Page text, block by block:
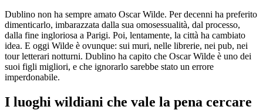
Dublino non ha sempre amato Oscar Wilde. Per decenni ha preferito
dimenticarlo, imbarazzata dalla sua omosessualità, dal processo,
dalla fine ingloriosa a Parigi. Poi, lentamente, la città ha cambiato
idea. E oggi Wilde è ovunque: sui muri, nelle librerie, nei pub, nei
tour letterari notturni. Dublino ha capito che Oscar Wilde è uno dei
suoi figli migliori, e che ignorarlo sarebbe stato un errore
imperdonabile.
I luoghi wildiani che vale la pena cercare